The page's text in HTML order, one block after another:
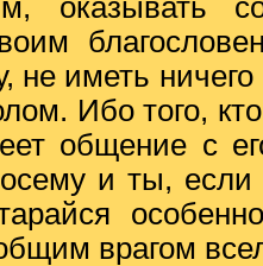
оказывать
не иметь
Ибо того,
общение с
и ты, если
врагом